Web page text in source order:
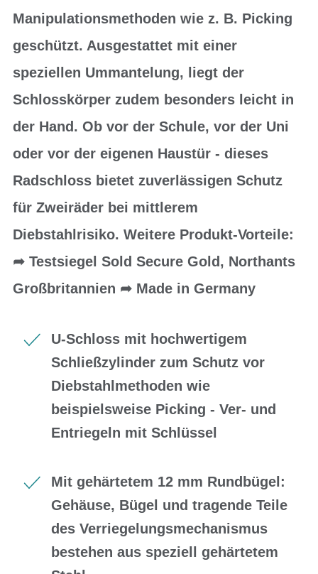
Manipulationsmethoden wie z. B. Picking
geschützt. Ausgestattet mit einer
speziellen Ummantelung, liegt der
Schlosskörper zudem besonders leicht in
der Hand. Ob vor der Schule, vor der Uni
oder vor der eigenen Haustür - dieses
Radschloss bietet zuverlässigen Schutz
für Zweiräder bei mittlerem
Diebstahlrisiko. Weitere Produkt-Vorteile:
➦ Testsiegel Sold Secure Gold, Northants
Großbritannien ➦ Made in Germany
U-Schloss mit hochwertigem
Schließzylinder zum Schutz vor
Diebstahlmethoden wie
beispielsweise Picking - Ver- und
Entriegeln mit Schlüssel
Mit gehärtetem 12 mm Rundbügel:
Gehäuse, Bügel und tragende Teile
des Verriegelungsmechanismus
bestehen aus speziell gehärtetem